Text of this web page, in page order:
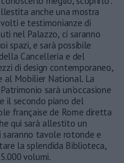
anche una mostra
e testimonianze di
nel Palazzo, ci saranno
spazi, e sarà possibile
Cancelleria e del
di design contemporaneo,
al Mobilier National. La
sarà un'occasione
il secondo piano del
française de Rome diretta
qui sarà allestito un
saranno tavole rotonde e
la splendida Biblioteca,
volumi.